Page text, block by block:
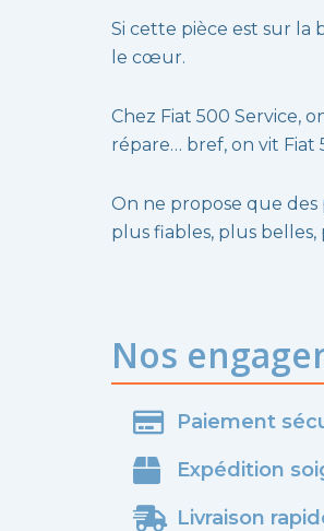
Si cette pièce est sur la
le cœur.
Chez Fiat 500 Service,
répare… bref, on vit Fiat
On ne propose que
plus fiables, plus
Nos
Paiement
Expédition
Livraison